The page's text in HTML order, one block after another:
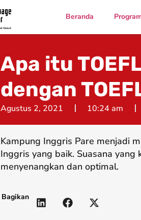
Beranda
Apa itu
dengan
Agustus 2, 2021 10:24 am
Kampung Inggris Pare menjadi
Inggris yang baik. Suasana
menyenangkan dan optimal.
Bagikan